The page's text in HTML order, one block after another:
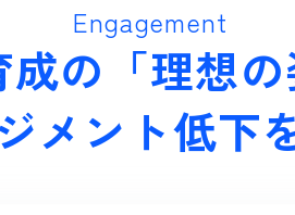
Engagement
成の「理想
メント低下